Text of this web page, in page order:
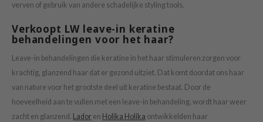
verven of gebruik van andere schadelijke styling tools.
Verkoopt LW leave-in keratine
behandelingen voor het haar?
Leave-in behandelingen die keratine in het haar stimuleren zorgen voor
krachtig, glanzend haar dat er gezond uitziet. Dat komt doordat ons haar
van nature voor het grootste deel uit keratine bestaat. Door de
hoeveelheid aan te vullen met een leave-in behandeling, wordt haar weer
zacht en glanzend. Lador en Holika Holika ontwikkelden haar